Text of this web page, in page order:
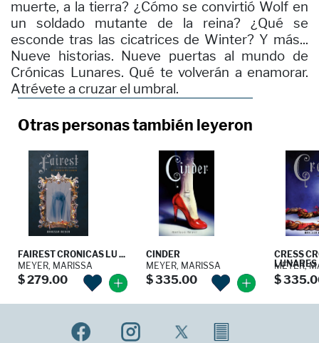
muerte, a la tierra? ¿Cómo se convirtió Wolf en
un soldado mutante de la reina? ¿Qué se
esconde tras las cicatrices de Winter? Y más...
Nueve historias. Nueve puertas al mundo de
Crónicas Lunares. Qué te volverán a enamorar.
Atrévete a cruzar el umbral.
Otras personas también leyeron
FAIREST CRONICAS LU ...
MEYER, MARISSA
$ 279.00
CINDER
MEYER, MARISSA
$ 335.00
CRESS
LUNARES
MEYER,
$